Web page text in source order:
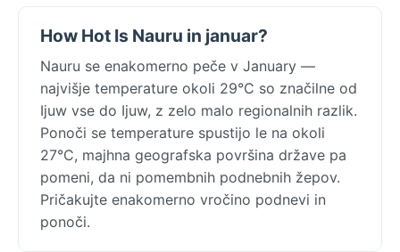
How Hot Is Nauru in januar?
Nauru se enakomerno peče v January —
najvišje temperature okoli 29°C so značilne od
Ijuw vse do Ijuw, z zelo malo regionalnih razlik.
Ponoči se temperature spustijo le na okoli
27°C, majhna geografska površina države pa
pomeni, da ni pomembnih podnebnih žepov.
Pričakujte enakomerno vročino podnevi in
ponoči.